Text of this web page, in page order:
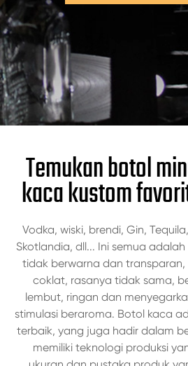
Temukan botol
kaca kustom
Vodka, wiski, brendi, Gin,
Skotlandia, dll... Ini semua
tidak berwarna dan
coklat, rasanya tidak sama,
lembut, ringan dan
stimulasi beraroma. Botol kaca
terbaik, yang juga hadir dalam
memiliki teknologi produksi